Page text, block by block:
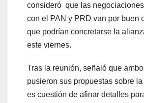
consideró que las
con el PAN y PRD van por buen
que podrían concretarse la
este viernes.
Tras la reunión, señaló que
pusieron sus propuestas sobre
es cuestión de afinar detalles